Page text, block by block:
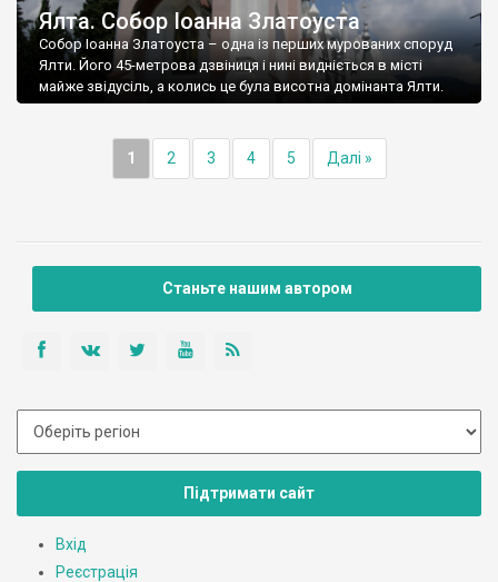
Ялта. Собор Іоанна Златоуста
Собор Іоанна Златоуста – одна із перших мурованих споруд
Ялти. Його 45-метрова дзвіниця і нині видніється в місті
майже звідусіль, а колись це була висотна домінанта Ялти.
1 2 3 4 5 Далі »
Станьте нашим автором
Підтримати сайт
Вхід
Реєстрація